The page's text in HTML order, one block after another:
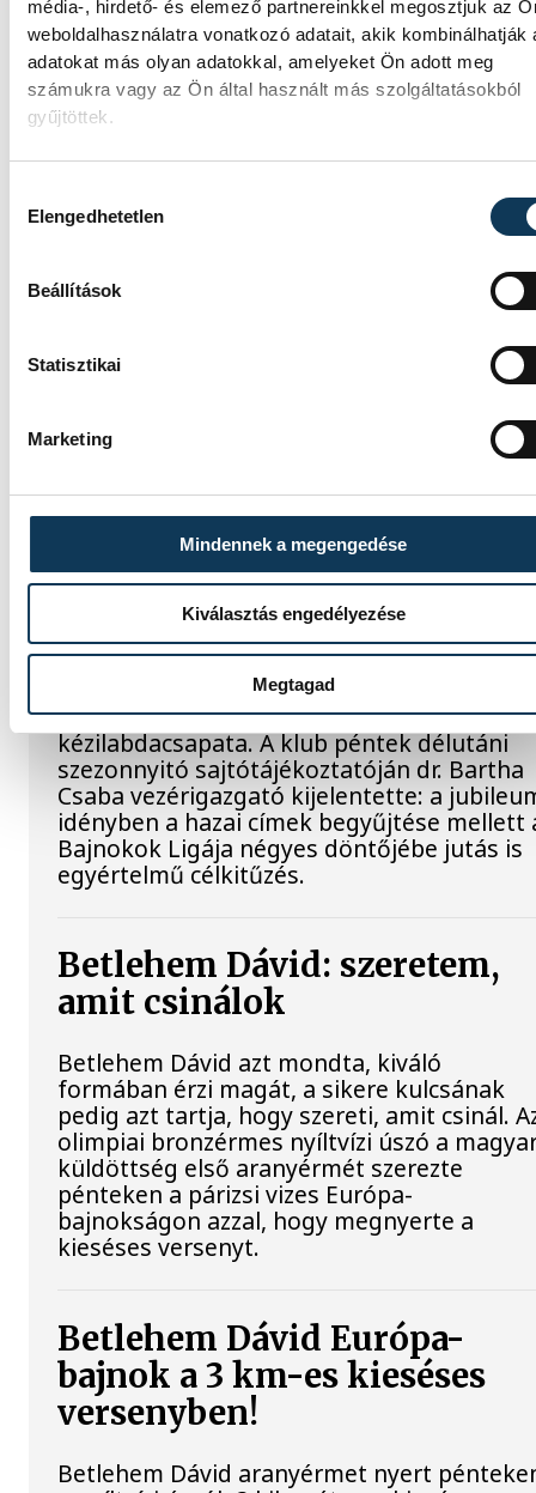
média-, hirdető- és elemező partnereinkkel megosztjuk az
weboldalhasználatra vonatkozó adatait, akik kombinálhatják
adatokat más olyan adatokkal, amelyeket Ön adott meg
számukra vagy az Ön által használt más szolgáltatásokból
gyűjtöttek.
Elengedhetetlen
Beállítások
Statisztikai
Marketing
Mindennek a megengedése
Kiválasztás engedélyezése
Megtagad
A gólok mellett a könnyek
potyogtak – Gasper Marguc
elköszönt Veszprémtől
Érzelmekben és gólokban gazdag
közönség péntek este. A One Veszprém
idénybeli első hazai mérkőzésén
Gasper Marguc búcsúja miatt marad
emlékezetes. A szlovén közönségkedvenc
utoljára öltötte magára a bakonyiak 24-es
mezét, amelyet a klub örökre
Dr. Bartha Csaba:
célkitűzés a Bajnokok Ligája
négyes döntője
Huszonkét játékossal vág neki a 2026/27-
idénynek a One Veszprém férfi
kézilabdacsapata. A klub péntek délutáni
szezonnyitó sajtótájékoztatóján dr. Bartha
Csaba vezérigazgató kijelentette: a
idényben a hazai címek begyűjtése mellett
Bajnokok Ligája négyes döntőjébe jutás is
egyértelmű célkitűzés.
Betlehem Dávid: szeretem,
amit csinálok
Betlehem Dávid azt mondta, kiváló
formában érzi magát, a sikere kulcsának
pedig azt tartja, hogy szereti, amit csinál.
olimpiai bronzérmes nyíltvízi úszó a
küldöttség első aranyérmét szerezte
pénteken a párizsi vizes Európa-
bajnokságon azzal, hogy megnyerte a
kieséses versenyt.
Betlehem Dávid Európa-
bajnok a 3 km-es kieséses
versenyben!
Betlehem Dávid aranyérmet nyert